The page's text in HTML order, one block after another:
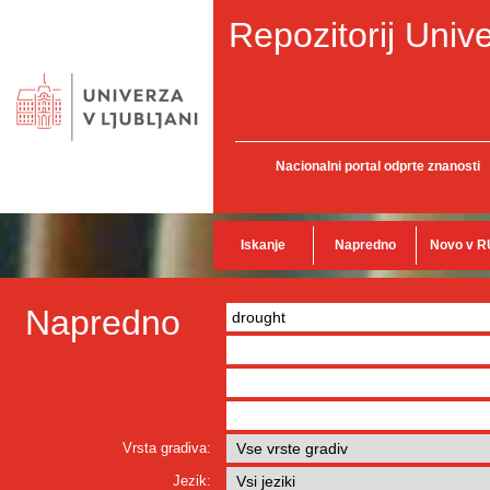
Repozitorij
Nacionalni portal odprte znanosti
Iskanje Napredno Novo v
Napredno
Vrsta gradiva:
Jezik: